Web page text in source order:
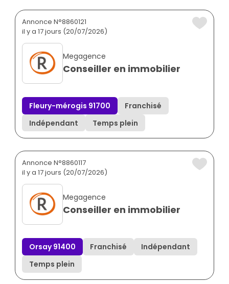
Annonce N°8860121
il y a 17 jours (20/07/2026)
Megagence
Conseiller en immobilier
Fleury-mérogis 91700
Franchisé
Indépendant
Temps plein
Annonce N°8860117
il y a 17 jours (20/07/2026)
Megagence
Conseiller en immobilier
Orsay 91400 Franchisé
Indépendant
Temps plein